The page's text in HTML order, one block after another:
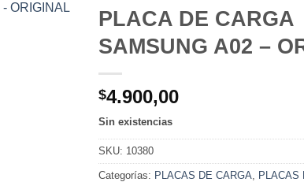
PLACA DE CARGA
SAMSUNG A02 –
$4.900,00
Sin existencias
SKU: 10380
Categorías: PLACAS DE CARGA
PLACAS